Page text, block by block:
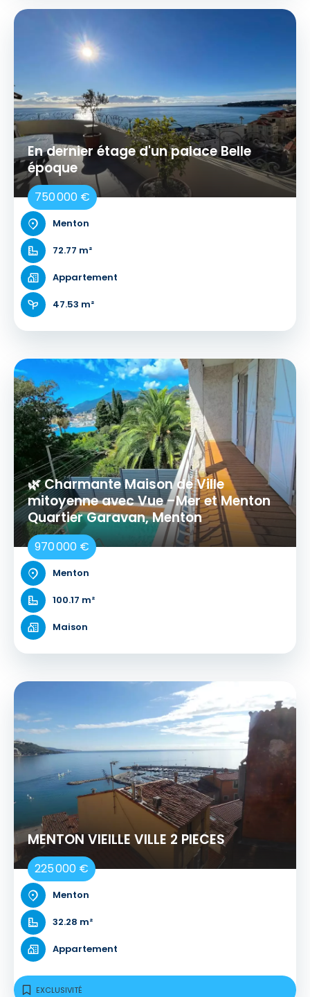
En dernier étage d'un palace Belle
époque
750 000 €
Menton
72.77 m²
Appartement
47.53 m²
🌿 Charmante Maison de Ville
mitoyenne avec Vue –Mer et Menton
Quartier Garavan, Menton
970 000 €
Menton
100.17 m²
Maison
MENTON VIEILLE VILLE 2 PIECES
225 000 €
Menton
32.28 m²
Appartement
EXCLUSIVITÉ